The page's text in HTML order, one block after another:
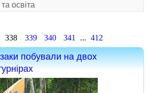
освіта
338 339 340 341 ... 412
побували на двох